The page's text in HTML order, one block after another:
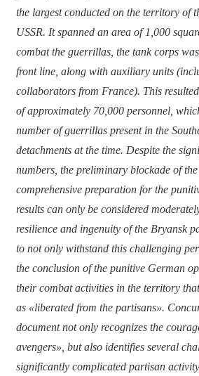
the largest conducted on the territory of
USSR. It spanned an area of 1,000
combat the guerrillas, the tank corps
front line, along with auxiliary units
collaborators from France). This
of approximately 70,000 personnel,
number of guerrillas present in the
detachments at the time. Despite the
numbers, the preliminary blockade of
comprehensive preparation for the
results can only be considered
resilience and ingenuity of the Bryansk
to not only withstand this challenging
the conclusion of the punitive German
their combat activities in the territory
as «liberated from the partisans».
document not only recognizes the
avengers», but also identifies several
significantly complicated partisan